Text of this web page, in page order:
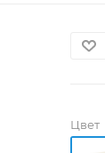
Цвет